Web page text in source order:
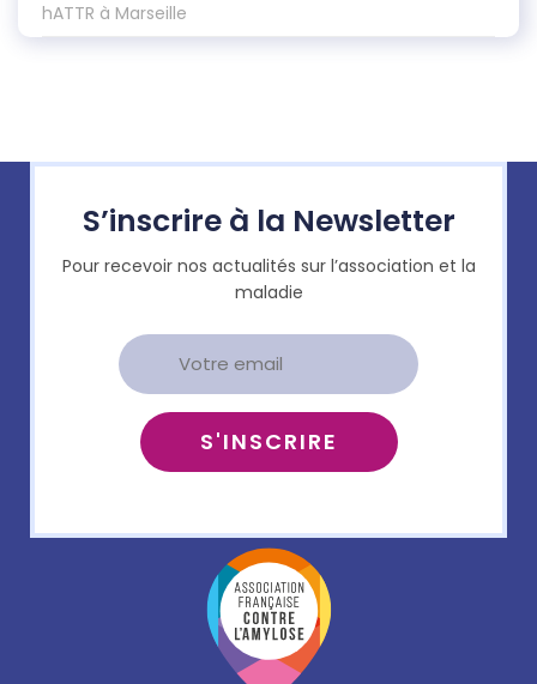
hATTR à Marseille
S’inscrire à la Newsletter
Pour recevoir nos actualités sur l’association et la
maladie